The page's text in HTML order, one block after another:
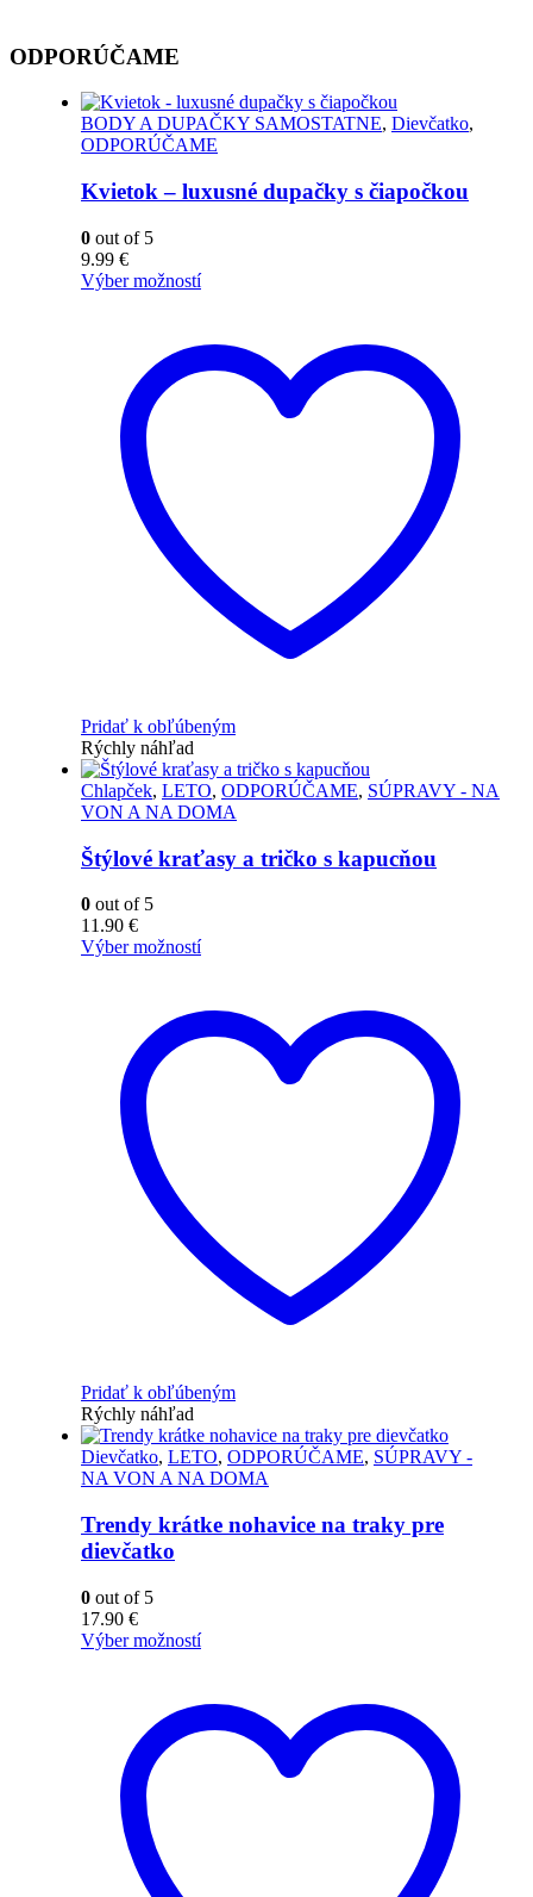
ODPORÚČAME
BODY A DUPAČKY SAMOSTATNE, Dievčatko,
ODPORÚČAME
Kvietok – luxusné dupačky s čiapočkou
0 out of 5
9.99 €
Výber možností
Pridať k obľúbeným
Rýchly náhľad
Chlapček, LETO, ODPORÚČAME, SÚPRAVY - NA
VON A NA DOMA
Štýlové kraťasy a tričko s kapucňou
0 out of 5
11.90 €
Výber možností
Pridať k obľúbeným
Rýchly náhľad
Dievčatko, LETO, ODPORÚČAME, SÚPRAVY -
NA VON A NA DOMA
Trendy krátke nohavice na traky pre
dievčatko
0 out of 5
17.90 €
Výber možností